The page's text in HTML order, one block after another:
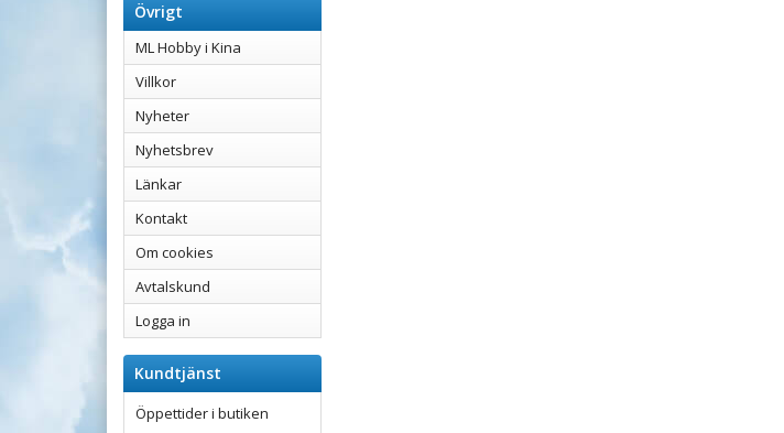
Övrigt
ML Hobby i Kina
Villkor
Nyheter
Nyhetsbrev
Länkar
Kontakt
Om cookies
Avtalskund
Logga in
Kundtjänst
Öppettider i butiken